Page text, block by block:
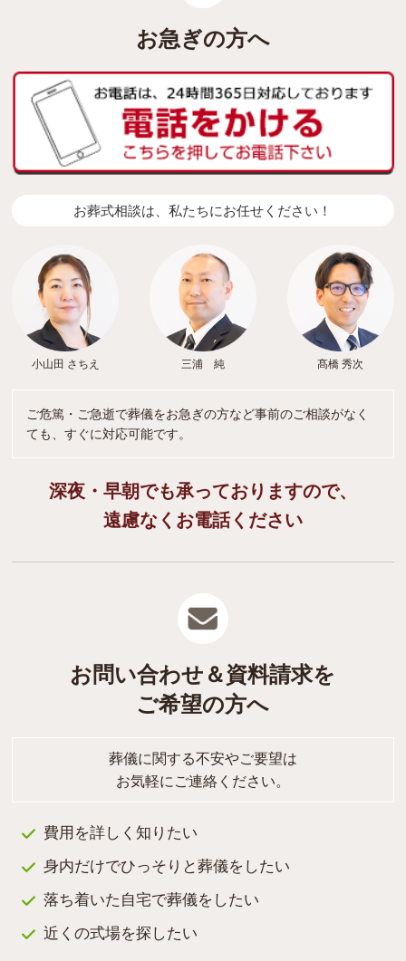
お急ぎの方へ
お葬式相談は、私たちにお任せください！
小山田 さちえ 三浦 純 髙橋 秀次
ご危篤・ご急逝で葬儀をお急ぎの方など事前のご相談がなく
ても、すぐに対応可能です。
深夜・早朝でも承っておりますので、
遠慮なくお電話ください
お問い合わせ＆資料請求を
ご希望の方へ
葬儀に関する不安やご要望は
お気軽にご連絡ください。
費用を詳しく知りたい
身内だけでひっそりと葬儀をしたい
落ち着いた自宅で葬儀をしたい
近くの式場を探したい